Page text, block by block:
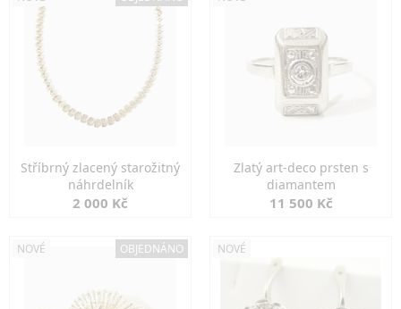
Stříbrný zlacený starožitný
náhrdelník
2 000 Kč
Zlatý art-deco prsten s
diamantem
11 500 Kč
NOVÉ OBJEDNÁNO NOVÉ